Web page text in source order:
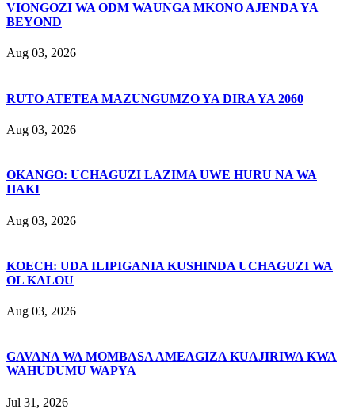
VIONGOZI WA ODM WAUNGA MKONO AJENDA YA
BEYOND
Aug 03, 2026
RUTO ATETEA MAZUNGUMZO YA DIRA YA 2060
Aug 03, 2026
OKANGO: UCHAGUZI LAZIMA UWE HURU NA WA
HAKI
Aug 03, 2026
KOECH: UDA ILIPIGANIA KUSHINDA UCHAGUZI WA
OL KALOU
Aug 03, 2026
GAVANA WA MOMBASA AMEAGIZA KUAJIRIWA KWA
WAHUDUMU WAPYA
Jul 31, 2026